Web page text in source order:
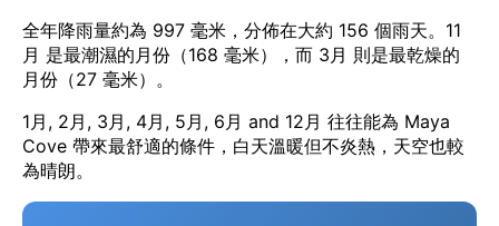
全年降雨量約為 997 毫米，分佈在大約 156 個雨天。11
月 是最潮濕的月份（168 毫米），而 3月 則是最乾燥的
月份（27 毫米）。
1月, 2月, 3月, 4月, 5月, 6月 and 12月 往往能為 Maya
Cove 帶來最舒適的條件，白天溫暖但不炎熱，天空也較
為晴朗。